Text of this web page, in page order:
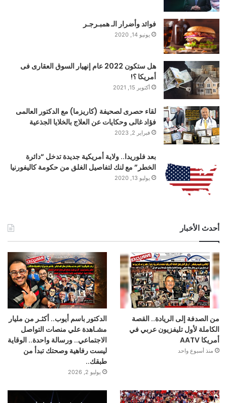
فوائد وأضرار الـ همبـرجـر
يونيو 14, 2020
هل ستكون 2022 عام إنهيار السوق العقارى فى
أمريكا ؟!
أكتوبر 15, 2021
لقاء حصرى لصحيفة (كاريزما) مع الدكتور العالمى
فؤاد غالى وحكايات عن العلاج بالخلايا الجذعية
فبراير 2, 2023
بعد فلوريدا.. ولاية أمريكية جديدة تدخل “دائرة
الخطر” مع لنك لتفاصيل الغلق من حكومة كاليفورنيا
يوليو 13, 2020
أحدث الأخبار
من الصدفة إلى الريادة.. القصة
الكاملة لأول تليفزيون عربي في
أمريكا AATV
منذ أسبوع واحد
الدكتور باسم أيوب.. أكثـر من مليار
مشـاهدة علي منصات التواصل
الاجتماعي.. ورسالة واحدة.. الوقاية
ليست رفاهية وصحتك تبدأ من
طبقك..
يوليو 2, 2026